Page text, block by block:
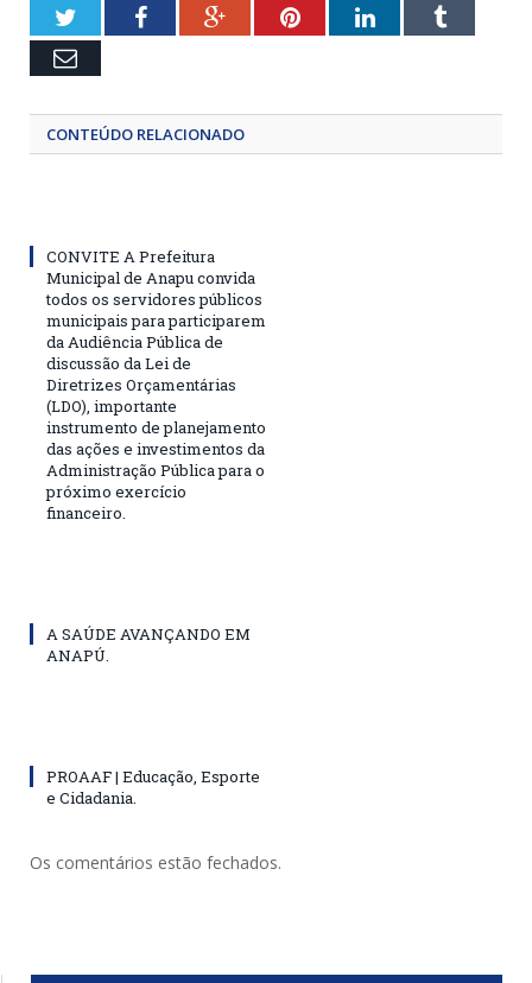
TwitterFacebookGoogle+PinterestLinkedInTumblr
Email
CONTEÚDO RELACIONADO
CONVITE A Prefeitura
Municipal de Anapu convida
todos os servidores públicos
municipais para participarem
da Audiência Pública de
discussão da Lei de
Diretrizes Orçamentárias
(LDO), importante
instrumento de planejamento
das ações e investimentos da
Administração Pública para o
próximo exercício
financeiro.
A SAÚDE AVANÇANDO EM
ANAPÚ.
PROAAF | Educação, Esporte
e Cidadania.
Os comentários estão fechados.